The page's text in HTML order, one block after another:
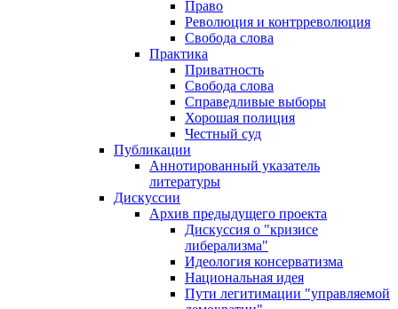
Право
Революция и контрреволюция
Свобода слова
Практика
Приватность
Свобода слова
Справедливые выборы
Хорошая полиция
Честный суд
Публикации
Аннотированный указатель
литературы
Дискуссии
Архив предыдущего проекта
Дискуссия о "кризисе
либерализма"
Идеология консерватизма
Национальная идея
Пути легитимации "управляемой